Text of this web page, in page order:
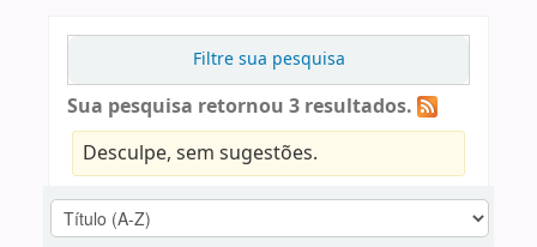
Filtre sua pesquisa
Sua pesquisa retornou 3 resultados.
Desculpe, sem sugestões.